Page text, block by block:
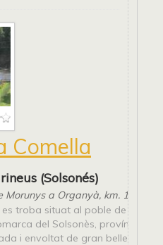
Comella
(Solsonés)
Morunys a Organyà, km. 19 (L-
troba situat al poble de
del Solsonès, província de
i envoltat de gran bellesa